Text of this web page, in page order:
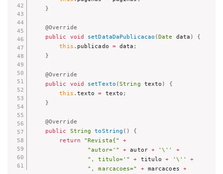
}
@Override
public
void setDataDaPublicacao (Date data )
{
this . publicado = data ;
}
@Override
public
void setTexto (String texto )
{
this . texto = texto ;
}
@Override
public
String toString ( )
{
return
"Revista{"
+
"autor='"
+ autor + '\''
+
", titulo='"
+ titulo + '\''
+
", marcacoes="
+ marcacoes +